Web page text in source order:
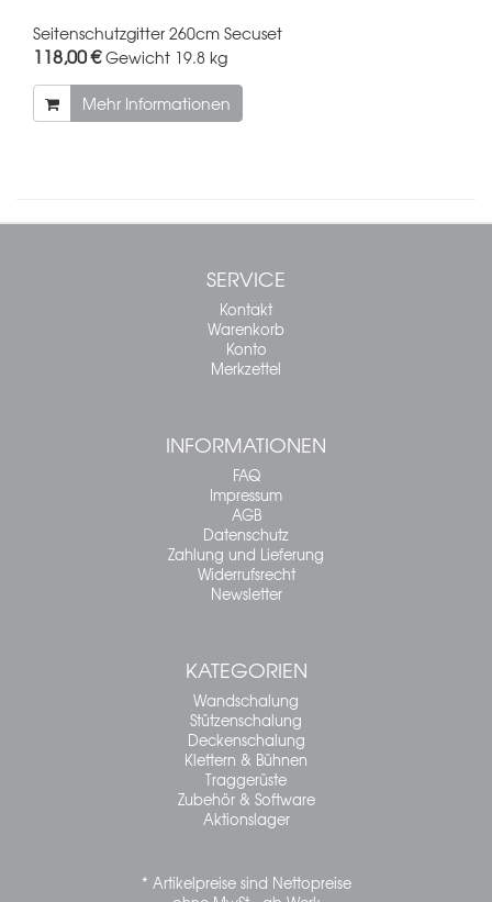
Seitenschutzgitter 260cm Secuset
118,00 €Gewicht 19.8 kg
Mehr Informationen
SERVICE
Kontakt
Warenkorb
Konto
Merkzettel
INFORMATIONEN
FAQ
Impressum
AGB
Datenschutz
Zahlung und Lieferung
Widerrufsrecht
Newsletter
KATEGORIEN
Wandschalung
Stützenschalung
Deckenschalung
Klettern & Bühnen
Traggerüste
Zubehör & Software
Aktionslager
* Artikelpreise sind Nettopreise